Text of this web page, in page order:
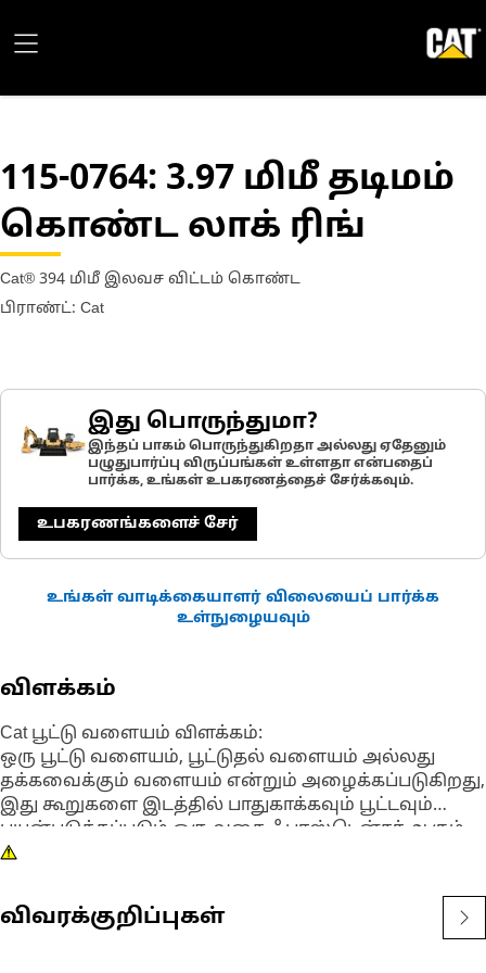
115-0764: 3.97 மிமீ தடிமம்
கொண்ட லாக் ரிங்
Cat® 394 மிமீ இலவச விட்டம் கொண்ட
பிராண்ட்: Cat
இது பொருந்துமா?
இந்தப் பாகம் பொருந்துகிறதா அல்லது ஏதேனும்
பழுதுபார்ப்பு விருப்பங்கள் உள்ளதா என்பதைப்
பார்க்க, உங்கள் உபகரணத்தைச் சேர்க்கவும்.
உபகரணங்களைச் சேர்
உங்கள் வாடிக்கையாளர் விலையைப் பார்க்க
உள்நுழையவும்
விளக்கம்
Cat பூட்டு வளையம் விளக்கம்:
ஒரு பூட்டு வளையம், பூட்டுதல் வளையம் அல்லது
தக்கவைக்கும் வளையம் என்றும் அழைக்கப்படுகிறது,
இது கூறுகளை இடத்தில் பாதுகாக்கவும் பூட்டவும்
பயன்படுத்தப்படும் ஒரு வகை ஃபாஸ்டென்சர் ஆகும்.
இது பொதுவாக குறிப்பிட்ட அம்சங்களைக் கொண்ட
அல்லது கூறுகளின் இடப்பெயர்ச்சியைத் தடுக்க ஒரு
பள்ளம் அல்லது இடைவெளியில் நிறுவ
விவரக்குறிப்புகள்